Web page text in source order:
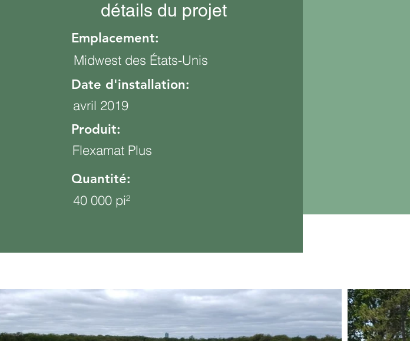
détails du projet
Emplacement:
Midwest des États-Unis
Date d'installation:
avril 2019
Produit:
Flexamat Plus
Quantité:
40 000 pi²